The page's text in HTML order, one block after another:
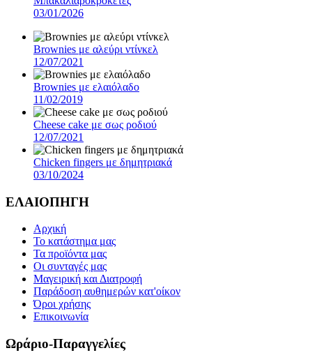
03/01/2026
Brownies με αλεύρι ντίνκελ
12/07/2021
Brownies με ελαιόλαδο
11/02/2019
Cheese cake με σως ροδιού
12/07/2021
Chicken fingers με δημητριακά
03/10/2024
ΕΛΑΙΟΠΗΓΗ
Αρχική
Το κατάστημα μας
Τα προϊόντα μας
Οι συνταγές μας
Μαγειρική και Διατροφή
Παράδοση αυθημερών κατ'οίκον
Όροι χρήσης
Επικοινωνία
Ωράριο-Παραγγελίες